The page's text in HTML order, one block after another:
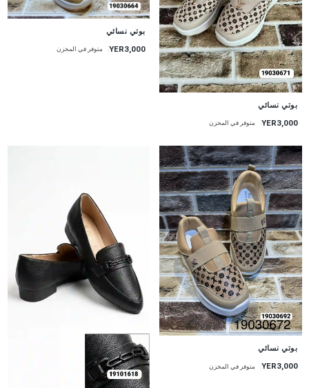
بوتي نسائي
YER3,000 متوفر في المخزن
بوتي نسائي
YER3,000 متوفر في المخزن
بوتي نسائي
YER3,000 متوفر في المخزن